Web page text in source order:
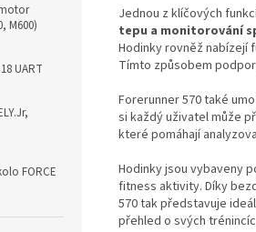
M600)
UART
FORCE
Jednou z klíčových
tepu a monitorování
Hodinky rovněž nabízejí
Tímto způsobem
Forerunner 570 také
si každý uživatel může
které pomáhají
Hodinky jsou vybaveny
fitness aktivity. Díky
570 tak představuje
přehled o svých